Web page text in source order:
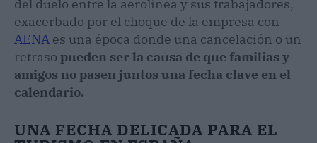
del duelo entre la aerolínea y sus trabajadores,
exacerbado por el choque de la empresa con
AENA es una época donde una cancelación o un
retraso pueden ser la causa de que familias y
amigos no pasen juntos una fecha clave en el
calendario.
UNA FECHA DELICADA PARA EL